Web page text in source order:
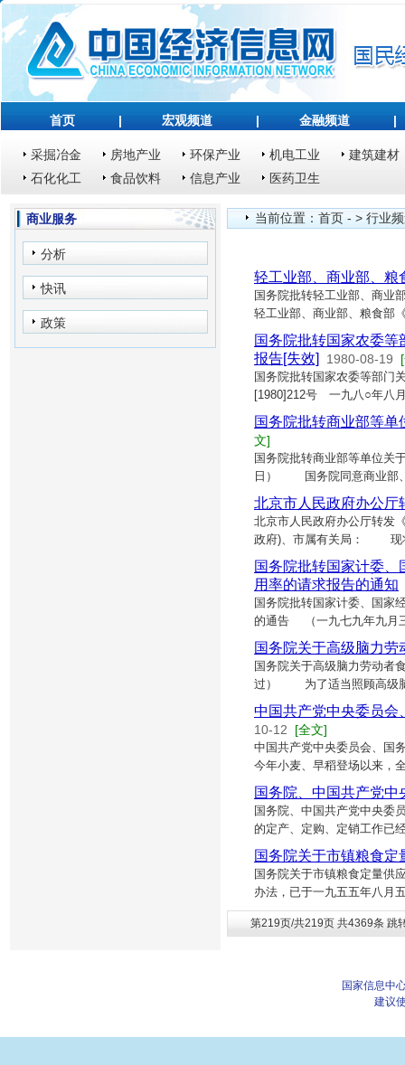
首页 | 宏观频道 | 金融频道 |
采掘冶金 房地产业 环保产业 机电工业
建筑建材
石化化工
食品饮料 信息产业 医药卫生
商业服务
分析
快讯
政策
当前位置： 首页 - > 行业
轻工业部、商业部、粮
国务院批转轻工业部、商
轻工业部、商业部、粮食部
国务院批转国家农委
报告[失效]
1980-08-19
国务院批转国家农委等部门
[1980]212号 一九八○年八
国务院批转商业部等
文]
国务院批转商业部等单位关
日） 国务院同意商业部、
北京市人民政府办公厅
北京市人民政府办公厅转发
政府)、市属有关局： 现
国务院批转国家计委
用率的请求报告的通知
国务院批转国家计委、国
的通告 （一九七九年九
国务院关于高级脑力
国务院关于高级脑力劳动者
过） 为了适当照顾高级脑
中国共产党中央委员会
10-12 [全文]
中国共产党中央委员会、
今年小麦、早稻登场以来，
国务院、中国共产党
国务院、中国共产党中央
的定产、定购、定销工作已
国务院关于市镇粮食
国务院关于市镇粮食定量
办法，已于一九五五年八月
第219页/共219页 共4369条 跳
国家信息中
建议